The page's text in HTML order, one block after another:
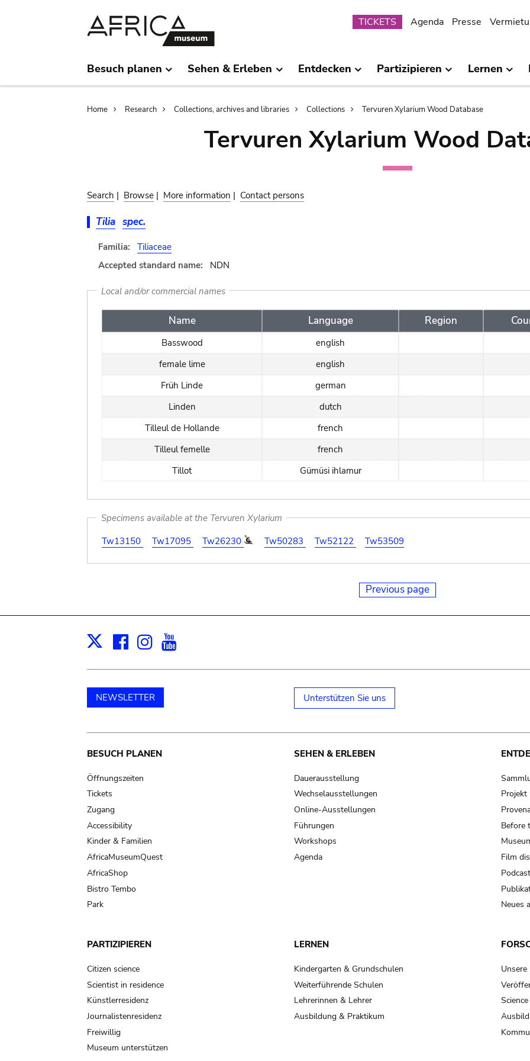
Submenu
TICKETS Agenda Presse
Besuch planen Sehen & Erleben Entdecken Partizipieren Lernen
Breadcrumb
Home Research Collections, archives and libraries Collections Tervuren Xylarium Wood Database
Tervuren Xylarium Wood
Search | Browse | More information | Contact persons
Tilia spec.
Familia:
Tiliaceae
Accepted standard name:
NDN
Local and/or commercial names
Name Language Region
Basswood english
female lime
english
Früh Linde
german
Linden
dutch
Tilleul de Hollande
french
Tilleul femelle
french
Tillot
Gümüsi ihlamur
Specimens available at the Tervuren Xylarium
Tw13150
Tw17095 Tw26230 Tw50283 Tw52122 Tw53509
Previous page
X Facebook
Instagram
NEWSLETTER Unterstützen Sie uns
Main
navigation
BESUCH PLANEN
Öffnungszeiten
Tickets
Zugang
Accessibility
Kinder & Familien
AfricaMuseumQuest
AfricaShop
Bistro Tembo
Park
SEHEN & ERLEBEN
Dauerausstellung
Wechselausstellungen
Online-Ausstellungen
Führungen
Workshops
Agenda
Projekt
Before
Film
Neues
PARTIZIPIEREN
Citizen science
Scientist in residence
Künstlerresidenz
Journalistenresidenz
Freiwillig
Museum unterstützen
LERNEN
Kindergarten & Grundschulen
Weiterführende Schulen
Lehrerinnen & Lehrer
Ausbildung & Praktikum